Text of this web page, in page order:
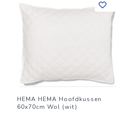
HEMA HEMA Hoofdkussen
60x70cm Wol (wit)